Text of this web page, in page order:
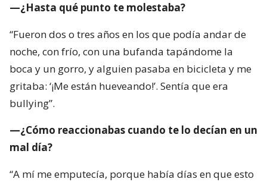
—¿Hasta qué punto te molestaba?
“Fueron dos o tres años en los que podía andar de
noche, con frío, con una bufanda tapándome la
boca y un gorro, y alguien pasaba en bicicleta y me
gritaba: ‘¡Me están hueveando!’. Sentía que era
bullying”.
—¿Cómo reaccionabas cuando te lo decían en un
mal día?
“A mí me emputecía, porque había días en que esto